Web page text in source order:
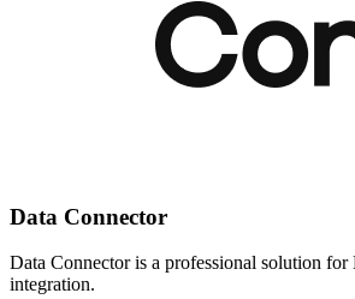
Data Connector
Data Connector is a professional solution for
integration.